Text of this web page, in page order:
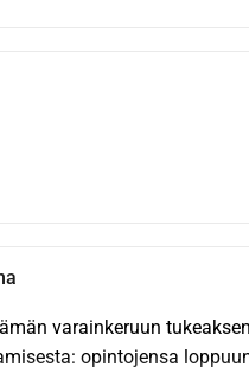
varainkeruun
opintojensa